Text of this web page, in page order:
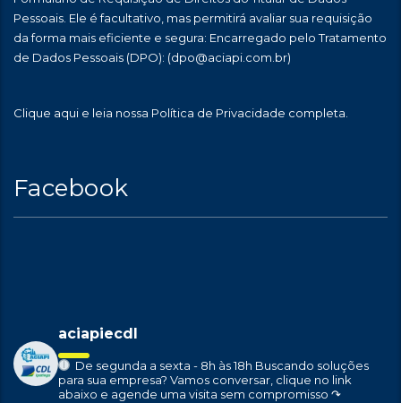
Pessoais. Ele é facultativo, mas permitirá avaliar sua requisição
da forma mais eficiente e segura: Encarregado pelo Tratamento
de Dados Pessoais (DPO): (dpo@aciapi.com.br)
Clique aqui e leia nossa Política de Privacidade completa.
Facebook
aciapiecdl
De segunda a sexta - 8h às 18h Buscando soluções
para sua empresa? Vamos conversar, clique no link
abaixo e agende uma visita sem compromisso ↷